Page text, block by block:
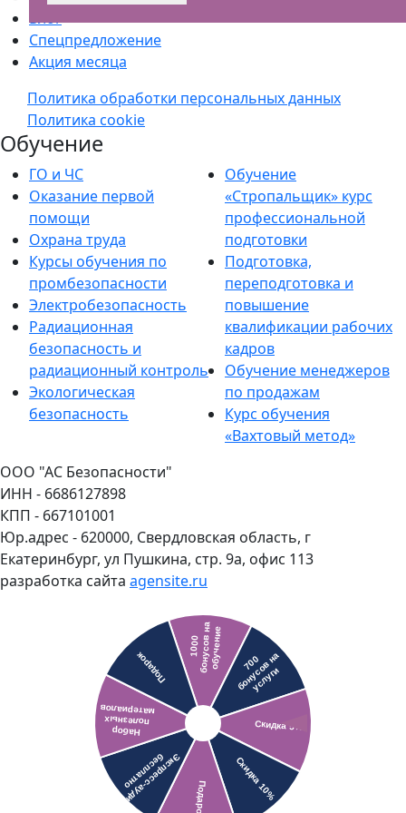
Блог
Спецпредложение
Акция месяца
Политика обработки персональных данных
Политика cookie
Обучение
ГО и ЧС
Оказание первой
помощи
Охрана труда
Курсы обучения по
промбезопасности
Электробезопасность
Радиационная
безопасность и
радиационный контроль
Экологическая
безопасность
Обучение
«Стропальщик» курс
профессиональной
подготовки
Подготовка,
переподготовка и
повышение
квалификации рабочих
кадров
Обучение менеджеров
по продажам
Курс обучения
«Вахтовый метод»
ООО "АС Безопасности"
ИНН - 6686127898
КПП - 667101001
Юр.адрес - 620000, Свердловская область, г
Екатеринбург, ул Пушкина, стр. 9а, офис 113
разработка сайта agensite.ru